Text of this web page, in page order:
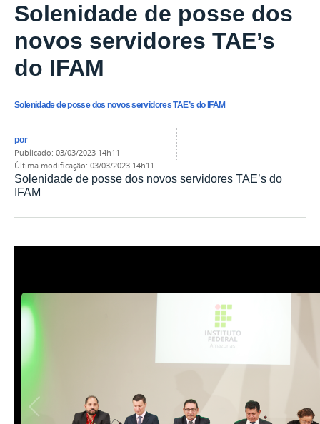
Solenidade de posse dos
novos servidores TAE’s
do IFAM
Solenidade de posse dos novos servidores TAE’s do IFAM
por
publicado: 03/03/2023 14h11
última modificação: 03/03/2023 14h11
Solenidade de posse dos novos servidores TAE’s do
IFAM